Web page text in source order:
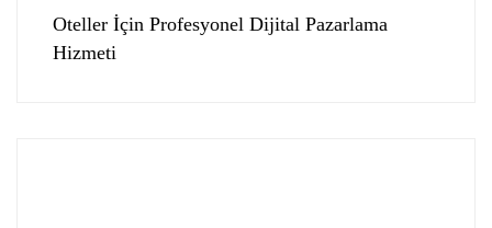
Oteller İçin Profesyonel Dijital Pazarlama
Hizmeti